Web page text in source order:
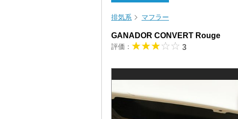
排気系 マフラー
GANADOR CONVERT Rouge
評価： 3